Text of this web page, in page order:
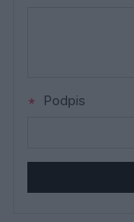
Podpis